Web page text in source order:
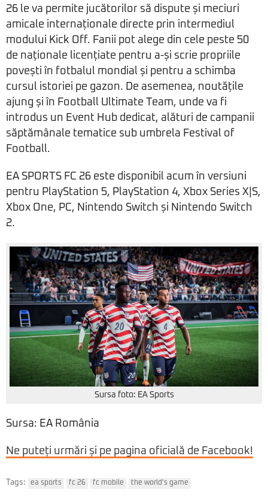
26 le va permite jucătorilor să dispute și meciuri
amicale internaționale directe prin intermediul
modului Kick Off. Fanii pot alege din cele peste 50
de naționale licențiate pentru a-și scrie propriile
povești în fotbalul mondial și pentru a schimba
cursul istoriei pe gazon. De asemenea, noutățile
ajung și în Football Ultimate Team, unde va fi
introdus un Event Hub dedicat, alături de campanii
săptămânale tematice sub umbrela Festival of
Football.
EA SPORTS FC 26 este disponibil acum în versiuni
pentru PlayStation 5, PlayStation 4, Xbox Series X|S,
Xbox One, PC, Nintendo Switch și Nintendo Switch
2.
Sursa foto: EA Sports
Sursa: EA România
Ne puteți urmări și pe pagina oficială de Facebook!
Tags: ea sports fc 26 fc mobile the world's game